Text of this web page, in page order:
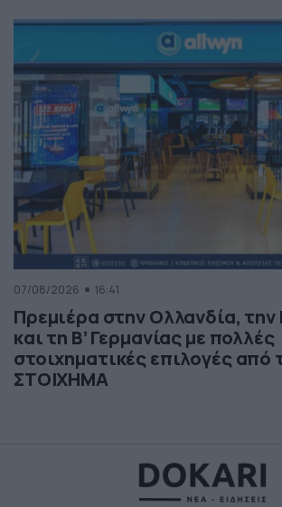
07/08/2026 16:41
Πρεμιέρα στην Ολλανδία,
και τη Β’ Γερμανίας με πολλές
στοιχηματικές επιλογές
ΣΤΟΙΧΗΜΑ